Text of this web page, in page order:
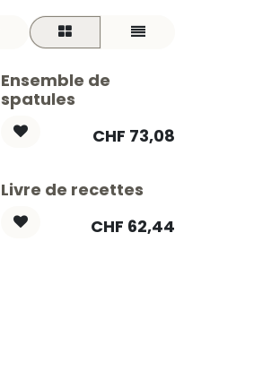
Ensemble de
spatules
CHF 73,08
Livre de recettes
CHF 62,44